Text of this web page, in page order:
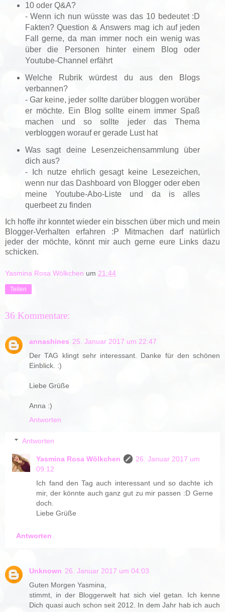
10 oder Q&A?
- Wenn ich nun wüsste was das 10 bedeutet :D
Fakten? Question & Answers mag ich auf jeden
Fall gerne, da man immer noch ein wenig was
über die Personen hinter einem Blog oder
Youtube-Channel erfährt
Welche Rubrik würdest du aus den Blogs
verbannen?
- Gar keine, jeder sollte darüber bloggen worüber
er möchte. Ein Blog sollte einem immer Spaß
machen und so sollte jeder das Thema
verbloggen worauf er gerade Lust hat
Was sagt deine Lesenzeichensammlung über
dich aus?
- Ich nutze ehrlich gesagt keine Lesezeichen,
wenn nur das Dashboard von Blogger oder eben
meine Youtube-Abo-Liste und da is alles
querbeet zu finden
Ich hoffe ihr konntet wieder ein bisschen über mich und mein
Blogger-Verhalten erfahren :P Mitmachen darf natürlich
jeder der möchte, könnt mir auch gerne eure Links dazu
schicken.
Yasmina Rosa Wölkchen um 21:44
Teilen
36 Kommentare:
annashines 25. Januar 2017 um 22:47
Der TAG klingt sehr interessant. Danke für den schönen
Einblick. :)
Liebe Grüße
Anna :)
Antworten
Antworten
Yasmina Rosa Wölkchen
26. Januar 2017 um
09:12
Ich fand den Tag auch interessant und so dachte ich
mir, der könnte auch ganz gut zu mir passen :D Gerne
doch.
Liebe Grüße
Antworten
Unknown 26. Januar 2017 um 04:03
Guten Morgen Yasmina,
stimmt, in der Bloggerwelt hat sich viel getan. Ich kenne
Dich quasi auch schon seit 2012. In dem Jahr hab ich auch